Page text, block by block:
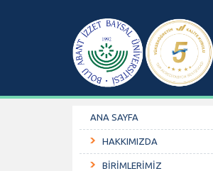
ANA SAYFA
HAKKIMIZDA
BİRİMLERİMİZ